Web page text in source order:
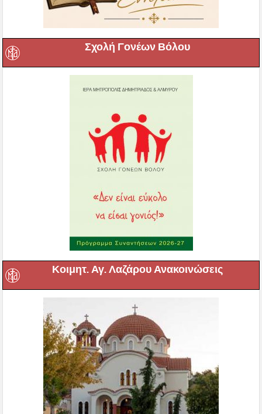
Σχολή Γονέων Βόλου
Κοιμητ. Αγ. Λαζάρου Ανακοινώσεις